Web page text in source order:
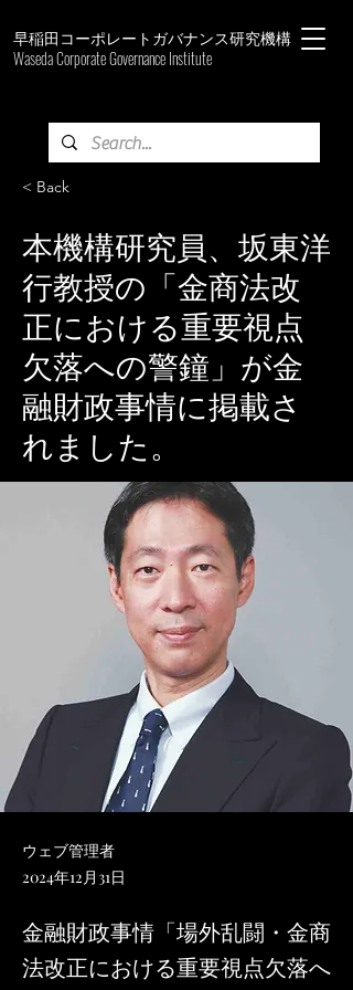
早稲田コーポレートガバナンス研究機構
Waseda Corporate Governance Institute
< Back
本機構研究員、坂東洋
行教授の「金商法改
正における重要視点
欠落への警鐘」が金
融財政事情に掲載さ
れました。
ウェブ管理者
2024年12月31日
金融財政事情「場外乱闘・金商
法改正における重要視点欠落へ